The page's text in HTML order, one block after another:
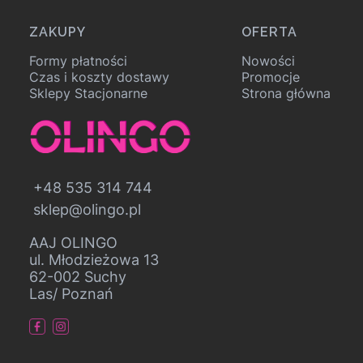
Linki w stopce
ZAKUPY
Formy płatności
Czas i koszty dostawy
Sklepy Stacjonarne
OFERTA
Nowości
Promocje
Strona główna
+48 535 314 744
sklep@olingo.pl
AAJ OLINGO
ul. Młodzieżowa 13
62-002 Suchy
Las/ Poznań